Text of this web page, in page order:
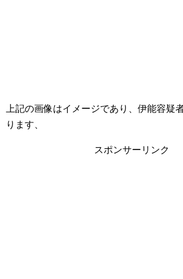
上記の画像はイメージであり、伊能容疑
ります、
スポンサーリンク